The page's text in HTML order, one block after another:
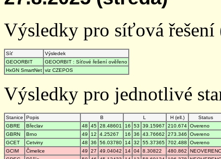
Výsledky pro síťová
Síť
Výsledek
GEOORBIT
GEOORBIT : Síťové řešení ověřeno
HxGN SmartNet viz CZEPOS
Výsledky pro jednotlivé
Stanice Popis B L H (ell.)
Status
GBRE
Břeclav 48 45 28.48601 16 53 39.15967 210.674 Overeno
GBRN
Brno 49 12 4.25267 16 36 43.76662 273.346
Overeno
GCET
Cetviny 48 36 56.03780 14 32 55.37365 702.488
Overeno
GCIM
Čimelice 49 27 49.04042 14 04 8.30822 480.862